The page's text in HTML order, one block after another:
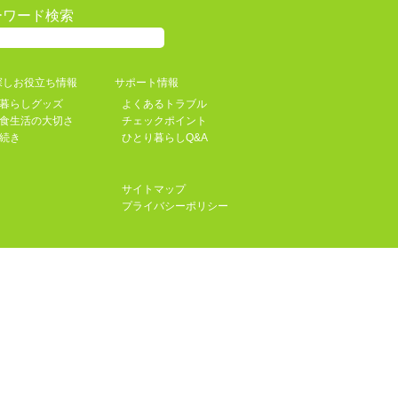
ード検索
お役立ち情報
らしグッズ
生活の大切さ
き
サポート情報
よくあるトラブル
チェックポイント
ひとり暮らしQ&A
サイトマップ
プライバシーポリシー